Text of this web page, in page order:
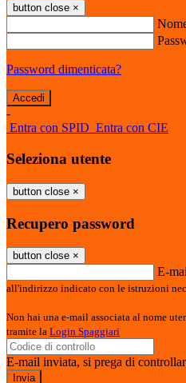
button close ×
Password dimenticata?
-
Entra con SPID Entra con CIE
Seleziona utente
button close ×
Recupero password
button close ×
E-
all'indirizzo indicato con le istruzioni
Non hai una e-mail associata al nome
tramite la Login Spaggiari
E-mail inviata, si prega di